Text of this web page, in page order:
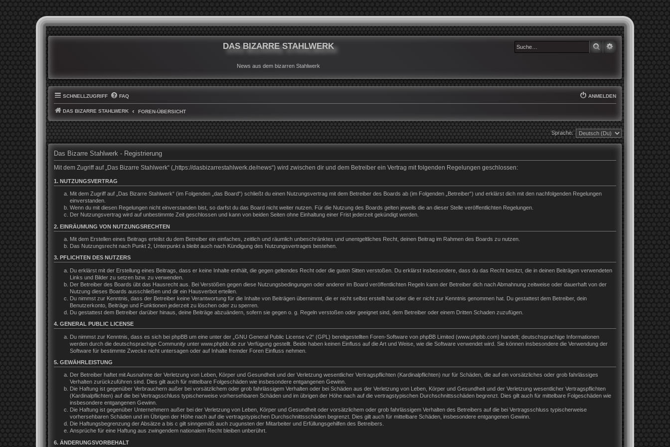
DAS BIZARRE STAHLWERK
News aus dem bizarren Stahlwerk
SUCHE
SCHNELLZUGRIFF FAQ ANMELDEN
DAS BIZARRE STAHLWERK FOREN-ÜBERSICHT
Sprache:
Das Bizarre Stahlwerk - Registrierung
Mit dem Zugriff auf „Das Bizarre Stahlwerk“ („https://dasbizarrestahlwerk.de/news“) wird zwischen dir und dem Betreiber ein Vertrag mit folgenden Regelungen geschlossen:
1. NUTZUNGSVERTRAG
Mit dem Zugriff auf „Das Bizarre Stahlwerk“ (im Folgenden „das Board“) schließt du einen Nutzungsvertrag mit dem Betreiber des Boards ab (im Folgenden „Betreiber“) und erklärst dich mit den nachfolgenden Regelungen
einverstanden.
Wenn du mit diesen Regelungen nicht einverstanden bist, so darfst du das Board nicht weiter nutzen. Für die Nutzung des Boards gelten jeweils die an dieser Stelle veröffentlichten Regelungen.
Der Nutzungsvertrag wird auf unbestimmte Zeit geschlossen und kann von beiden Seiten ohne Einhaltung einer Frist jederzeit gekündigt werden.
2. EINRÄUMUNG VON NUTZUNGSRECHTEN
Mit dem Erstellen eines Beitrags erteilst du dem Betreiber ein einfaches, zeitlich und räumlich unbeschränktes und unentgeltliches Recht, deinen Beitrag im Rahmen des Boards zu nutzen.
Das Nutzungsrecht nach Punkt 2, Unterpunkt a bleibt auch nach Kündigung des Nutzungsvertrages bestehen.
3. PFLICHTEN DES NUTZERS
Du erklärst mit der Erstellung eines Beitrags, dass er keine Inhalte enthält, die gegen geltendes Recht oder die guten Sitten verstoßen. Du erklärst insbesondere, dass du das Recht besitzt, die in deinen Beiträgen verwendeten
Links und Bilder zu setzen bzw. zu verwenden.
Der Betreiber des Boards übt das Hausrecht aus. Bei Verstößen gegen diese Nutzungsbedingungen oder anderer im Board veröffentlichten Regeln kann der Betreiber dich nach Abmahnung zeitweise oder dauerhaft von der
Nutzung dieses Boards ausschließen und dir ein Hausverbot erteilen.
Du nimmst zur Kenntnis, dass der Betreiber keine Verantwortung für die Inhalte von Beiträgen übernimmt, die er nicht selbst erstellt hat oder die er nicht zur Kenntnis genommen hat. Du gestattest dem Betreiber, dein
Benutzerkonto, Beiträge und Funktionen jederzeit zu löschen oder zu sperren.
Du gestattest dem Betreiber darüber hinaus, deine Beiträge abzuändern, sofern sie gegen o. g. Regeln verstoßen oder geeignet sind, dem Betreiber oder einem Dritten Schaden zuzufügen.
4. GENERAL PUBLIC LICENSE
Du nimmst zur Kenntnis, dass es sich bei phpBB um eine unter der „ GNU General Public License v2“ (GPL) bereitgestellten Foren-Software von phpBB Limited (www.phpbb.com) handelt; deutschsprachige Informationen
werden durch die deutschsprachige Community unter www.phpbb.de zur Verfügung gestellt. Beide haben keinen Einfluss auf die Art und Weise, wie die Software verwendet wird. Sie können insbesondere die Verwendung der
Software für bestimmte Zwecke nicht untersagen oder auf Inhalte fremder Foren Einfluss nehmen.
5. GEWÄHRLEISTUNG
Der Betreiber haftet mit Ausnahme der Verletzung von Leben, Körper und Gesundheit und der Verletzung wesentlicher Vertragspflichten (Kardinalpflichten) nur für Schäden, die auf ein vorsätzliches oder grob fahrlässiges
Verhalten zurückzuführen sind. Dies gilt auch für mittelbare Folgeschäden wie insbesondere entgangenen Gewinn.
Die Haftung ist gegenüber Verbrauchern außer bei vorsätzlichem oder grob fahrlässigem Verhalten oder bei Schäden aus der Verletzung von Leben, Körper und Gesundheit und der Verletzung wesentlicher Vertragspflichten
(Kardinalpflichten) auf die bei Vertragsschluss typischerweise vorhersehbaren Schäden und im übrigen der Höhe nach auf die vertragstypischen Durchschnittsschäden begrenzt. Dies gilt auch für mittelbare Folgeschäden wie
insbesondere entgangenen Gewinn.
Die Haftung ist gegenüber Unternehmern außer bei der Verletzung von Leben, Körper und Gesundheit oder vorsätzlichem oder grob fahrlässigem Verhalten des Betreibers auf die bei Vertragsschluss typischerweise
vorhersehbaren Schäden und im Übrigen der Höhe nach auf die vertragstypischen Durchschnittsschäden begrenzt. Dies gilt auch für mittelbare Schäden, insbesondere entgangenen Gewinn.
Die Haftungsbegrenzung der Absätze a bis c gilt sinngemäß auch zugunsten der Mitarbeiter und Erfüllungsgehilfen des Betreibers.
Ansprüche für eine Haftung aus zwingendem nationalem Recht bleiben unberührt.
6. ÄNDERUNGSVORBEHALT